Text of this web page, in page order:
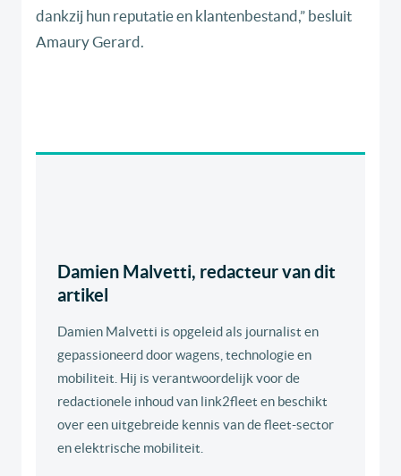
dankzij hun reputatie en klantenbestand,” besluit
Amaury Gerard.
Damien Malvetti, redacteur van dit
artikel
Damien Malvetti is opgeleid als journalist en
gepassioneerd door wagens, technologie en
mobiliteit. Hij is verantwoordelijk voor de
redactionele inhoud van link2fleet en beschikt
over een uitgebreide kennis van de fleet-sector
en elektrische mobiliteit.